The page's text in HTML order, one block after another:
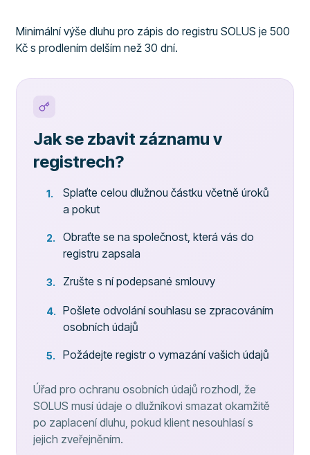
Minimální výše dluhu pro zápis do registru SOLUS je 500
Kč s prodlením delším než 30 dní.
Jak se zbavit záznamu v
registrech?
Splaťte celou dlužnou částku včetně úroků
a pokut
Obraťte se na společnost, která vás do
registru zapsala
Zrušte s ní podepsané smlouvy
Pošlete odvolání souhlasu se zpracováním
osobních údajů
Požádejte registr o vymazání vašich údajů
Úřad pro ochranu osobních údajů rozhodl, že
SOLUS musí údaje o dlužníkovi smazat okamžitě
po zaplacení dluhu, pokud klient nesouhlasí s
jejich zveřejněním.